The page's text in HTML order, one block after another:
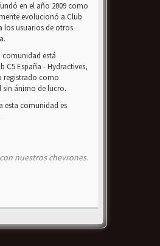
en el año 2009 como
evolucionó a Club
los usuarios de otros
comunidad está
C5 España - Hydractives,
registrado como
ánimo de lucro.
esta comunidad es
nuestros chevrones.